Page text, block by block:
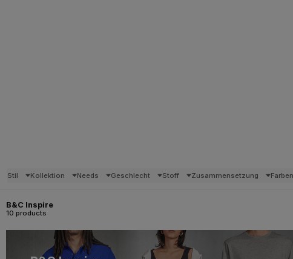
Stil Kollektion Needs Geschlecht Stoff Zusammensetzung Farben
B&C Inspire
10 products